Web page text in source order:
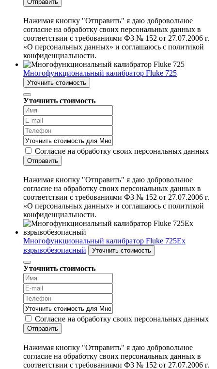
Отправить
Нажимая кнопку "Отправить" я даю добровольное
согласие на обработку своих персональных данных в
соответствии с требованиями ФЗ № 152 от 27.07.2006 г.
«О персональных данных» и соглашаюсь с политикой
конфиденциальности.
Многофункциональный калибратор Fluke 725
Уточнить стоимость
Уточнить стоимость
Согласие на обработку своих персональных данных
Отправить
Нажимая кнопку "Отправить" я даю добровольное
согласие на обработку своих персональных данных в
соответствии с требованиями ФЗ № 152 от 27.07.2006 г.
«О персональных данных» и соглашаюсь с политикой
конфиденциальности.
Многофункциональный калибратор Fluke 725Ex
взрывобезопасный
Уточнить стоимость
Уточнить стоимость
Согласие на обработку своих персональных данных
Отправить
Нажимая кнопку "Отправить" я даю добровольное
согласие на обработку своих персональных данных в
соответствии с требованиями ФЗ № 152 от 27.07.2006 г.